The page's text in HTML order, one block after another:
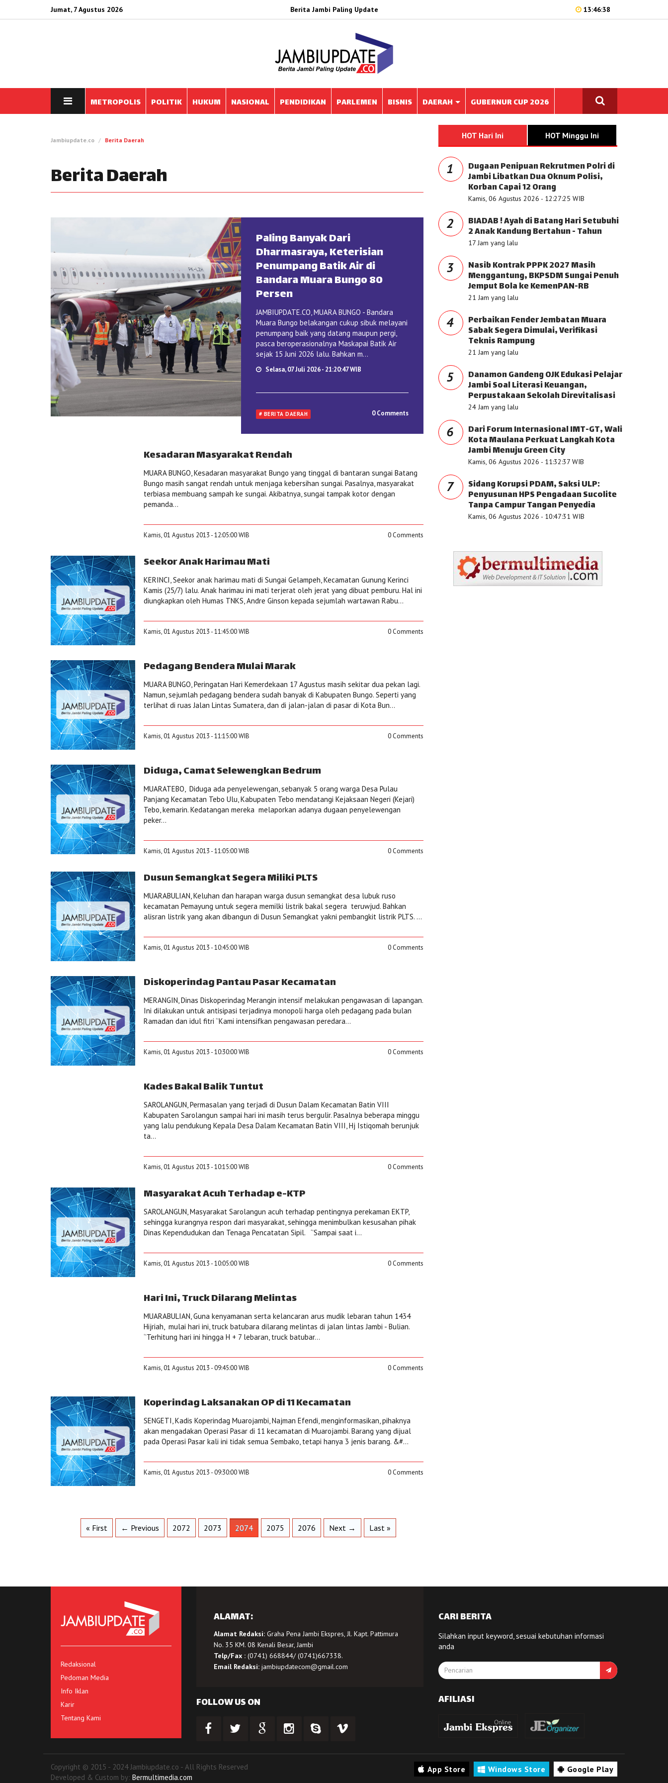
Jumat, 7 Agustus 2026 Berita Jambi Paling Update 13:46:38
METROPOLIS POLITIK HUKUM NASIONAL PENDIDIKAN PARLEMEN BISNIS DAERAH GUBERNUR CUP 2026
Jambiupdate.co Berita Daerah
Berita Daerah
Paling Banyak Dari
Dharmasraya, Keterisian
Penumpang Batik Air di
Bandara Muara Bungo 80
Persen
JAMBIUPDATE.CO, MUARA BUNGO - Bandara
Muara Bungo belakangan cukup sibuk melayani
penumpang baik yang datang maupun pergi,
pasca beroperasionalnya Maskapai Batik Air
sejak 15 Juni 2026 lalu. Bahkan m...
Selasa, 07 Juli 2026 - 21:20:47 WIB
# BERITA DAERAH 0 Comments
Kesadaran Masyarakat Rendah
MUARA BUNGO, Kesadaran masyarakat Bungo yang tinggal di bantaran sungai Batang
Bungo masih sangat rendah untuk menjaga kebersihan sungai. Pasalnya, masyarakat
terbiasa membuang sampah ke sungai. Akibatnya, sungai tampak kotor dengan
pemanda...
Kamis, 01 Agustus 2013 - 12:05:00 WIB 0 Comments
Seekor Anak Harimau Mati
KERINCI, Seekor anak harimau mati di Sungai Gelampeh, Kecamatan Gunung Kerinci
Kamis (25/7) lalu. Anak harimau ini mati terjerat oleh jerat yang dibuat pemburu. Hal ini
diungkapkan oleh Humas TNKS, Andre Ginson kepada sejumlah wartawan Rabu...
Kamis, 01 Agustus 2013 - 11:45:00 WIB 0 Comments
Pedagang Bendera Mulai Marak
MUARA BUNGO, Peringatan Hari Kemerdekaan 17 Agustus masih sekitar dua pekan lagi.
Namun, sejumlah pedagang bendera sudah banyak di Kabupaten Bungo. Seperti yang
terlihat di ruas Jalan Lintas Sumatera, dan di jalan-jalan di pasar di Kota Bun...
Kamis, 01 Agustus 2013 - 11:15:00 WIB 0 Comments
Diduga, Camat Selewengkan Bedrum
MUARATEBO, Diduga ada penyelewengan, sebanyak 5 orang warga Desa Pulau
Panjang Kecamatan Tebo Ulu, Kabupaten Tebo mendatangi Kejaksaan Negeri (Kejari)
Tebo, kemarin. Kedatangan mereka melaporkan adanya dugaan penyelewengan
peker...
Kamis, 01 Agustus 2013 - 11:05:00 WIB 0 Comments
Dusun Semangkat Segera Miliki PLTS
MUARABULIAN, Keluhan dan harapan warga dusun semangkat desa lubuk ruso
kecamatan Pemayung untuk segera memilki listrik bakal segera teruwjud. Bahkan
alisran listrik yang akan dibangun di Dusun Semangkat yakni pembangkit listrik PLTS. ...
Kamis, 01 Agustus 2013 - 10:45:00 WIB 0 Comments
Diskoperindag Pantau Pasar Kecamatan
MERANGIN, Dinas Diskoperindag Merangin intensif melakukan pengawasan di lapangan.
Ini dilakukan untuk antisipasi terjadinya monopoli harga oleh pedagang pada bulan
Ramadan dan idul fitri ‘’Kami intensifkan pengawasan peredara...
Kamis, 01 Agustus 2013 - 10:30:00 WIB 0 Comments
Kades Bakal Balik Tuntut
SAROLANGUN, Permasalan yang terjadi di Dusun Dalam Kecamatan Batin VIII
Kabupaten Sarolangun sampai hari ini masih terus bergulir. Pasalnya beberapa minggu
yang lalu pendukung Kepala Desa Dalam Kecamatan Batin VIII, Hj Istiqomah berunjuk
ta...
Kamis, 01 Agustus 2013 - 10:15:00 WIB 0 Comments
Masyarakat Acuh Terhadap e-KTP
SAROLANGUN, Masyarakat Sarolangun acuh terhadap pentingnya perekaman EKTP,
sehingga kurangnya respon dari masyarakat, sehingga menimbulkan kesusahan pihak
Dinas Kependudukan dan Tenaga Pencatatan Sipil. ‘’Sampai saat i...
Kamis, 01 Agustus 2013 - 10:05:00 WIB 0 Comments
Hari Ini, Truck Dilarang Melintas
MUARABULIAN, Guna kenyamanan serta kelancaran arus mudik lebaran tahun 1434
Hijriah, mulai hari ini, truck batubara dilarang melintas di jalan lintas Jambi - Bulian.
‘’Terhitung hari ini hingga H + 7 lebaran, truck batubar...
Kamis, 01 Agustus 2013 - 09:45:00 WIB 0 Comments
Koperindag Laksanakan OP di 11 Kecamatan
SENGETI, Kadis Koperindag Muarojambi, Najman Efendi, menginformasikan, pihaknya
akan mengadakan Operasi Pasar di 11 kecamatan di Muarojambi. Barang yang dijual
pada Operasi Pasar kali ini tidak semua Sembako, tetapi hanya 3 jenis barang. &#...
Kamis, 01 Agustus 2013 - 09:30:00 WIB 0 Comments
« First ← Previous 2072 2073 2074 2075 2076 Next → Last »
HOT Hari Ini HOT Minggu Ini
1 Dugaan Penipuan Rekrutmen Polri di
Jambi Libatkan Dua Oknum Polisi,
Korban Capai 12 Orang
Kamis, 06 Agustus 2026 - 12:27:25 WIB
2 BIADAB ! Ayah di Batang Hari Setubuhi
2 Anak Kandung Bertahun - Tahun
17 Jam yang lalu
3 Nasib Kontrak PPPK 2027 Masih
Menggantung, BKPSDM Sungai Penuh
Jemput Bola ke KemenPAN-RB
21 Jam yang lalu
4 Perbaikan Fender Jembatan Muara
Sabak Segera Dimulai, Verifikasi
Teknis Rampung
21 Jam yang lalu
5 Danamon Gandeng OJK Edukasi Pelajar
Jambi Soal Literasi Keuangan,
Perpustakaan Sekolah Direvitalisasi
24 Jam yang lalu
6 Dari Forum Internasional IMT-GT, Wali
Kota Maulana Perkuat Langkah Kota
Jambi Menuju Green City
Kamis, 06 Agustus 2026 - 11:32:37 WIB
7 Sidang Korupsi PDAM, Saksi ULP:
Penyusunan HPS Pengadaan Sucolite
Tanpa Campur Tangan Penyedia
Kamis, 06 Agustus 2026 - 10:47:31 WIB
Redaksional
Pedoman Media
Info Iklan
Karir
Tentang Kami
ALAMAT:
Alamat Redaksi:Graha Pena Jambi Ekspres, Jl. Kapt. Pattimura
No. 35 KM. 08 Kenali Besar, Jambi
Telp/Fax :(0741) 668844/ (0741)667338.
Email Redaksi: jambiupdatecom@gmail.com
FOLLOW US ON
CARI BERITA
Silahkan input keyword, sesuai kebutuhan informasi
anda
AFILIASI
Copyright © 2015 - 2024 Jambiupdate.co - All Rights Reserved
Developed & Custom by: Bermultimedia.com
App Store Windows Store Google Play